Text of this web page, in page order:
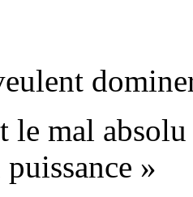
le mal
»